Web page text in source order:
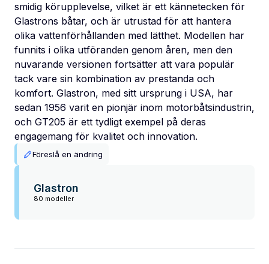
smidig körupplevelse, vilket är ett kännetecken för
Glastrons båtar, och är utrustad för att hantera
olika vattenförhållanden med lätthet. Modellen har
funnits i olika utföranden genom åren, men den
nuvarande versionen fortsätter att vara populär
tack vare sin kombination av prestanda och
komfort. Glastron, med sitt ursprung i USA, har
sedan 1956 varit en pionjär inom motorbåtsindustrin,
och GT205 är ett tydligt exempel på deras
engagemang för kvalitet och innovation.
Föreslå en ändring
Glastron
80 modeller